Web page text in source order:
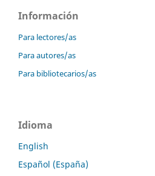
Información
Para lectores/as
Para autores/as
Para bibliotecarios/as
Idioma
English
Español (España)